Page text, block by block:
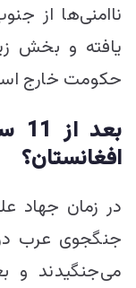
ناامنی‌ها از
یافته و بخش
حکومت خارج
بعد از 11
افغانستان؟
در زمان جهاد
جنگجوی عرب
می‌جنگیدند و